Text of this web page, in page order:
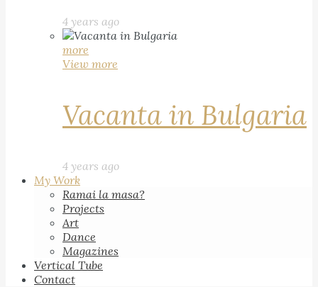
4 years ago
more
View more
Vacanta in Bulgaria
4 years ago
My Work
Ramai la masa?
Projects
Art
Dance
Magazines
Vertical Tube
Contact